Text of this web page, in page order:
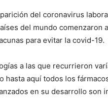
del coronavirus
del mundo comenzaron
para evitar la covid-19.
a las que recurrieron
hasta aquí todos los
en su desarrollo son